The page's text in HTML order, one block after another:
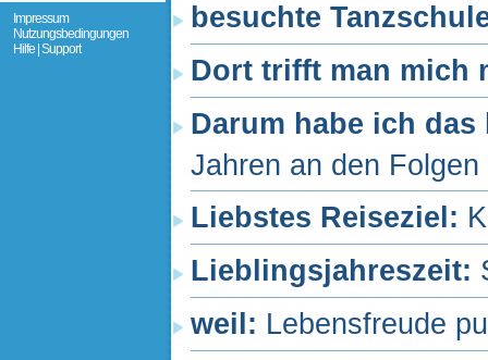
Impressum
Nutzungsbedingungen
Hilfe | Support
besuchte
Dort trifft man mich
Darum habe ich
Jahren an den Folgen
Liebstes Reiseziel:
Lieblingsjahreszeit:
weil: Lebensfreude